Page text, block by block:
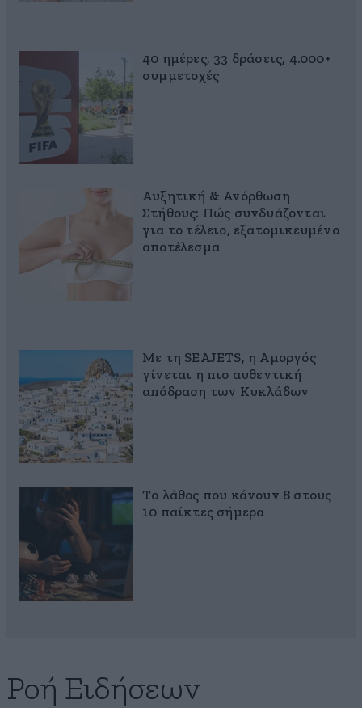
40 ημέρες, 33 δράσεις, 4.000+
συμμετοχές
Αυξητική & Ανόρθωση
Στήθους: Πώς συνδυάζονται
για το τέλειο, εξατομικευμένο
αποτέλεσμα
Με τη SEAJETS, η Αμοργός
γίνεται η πιο αυθεντική
απόδραση των Κυκλάδων
Το λάθος που κάνουν 8 στους
10 παίκτες σήμερα
Ροή Ειδήσεων